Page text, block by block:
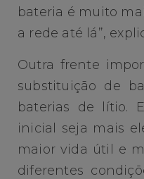
bateria é muito
a rede até lá”,
Outra frente
substituição de
baterias de lítio.
inicial seja mais
maior vida útil e
diferentes